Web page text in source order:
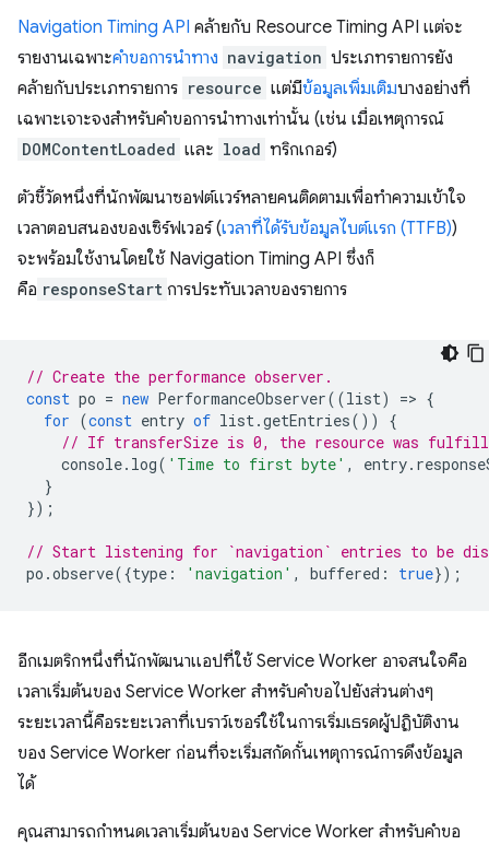
Navigation Timing API คล้ายกับ Resource Timing API แต่จะ
รายงานเฉพาะคำขอการนำทาง navigation ประเภทรายการยัง
คล้ายกับประเภทรายการ resource แต่มีข้อมูลเพิ่มเติมบางอย่างที่
เฉพาะเจาะจงสำหรับคำขอการนำทางเท่านั้น (เช่น เมื่อเหตุการณ์
DOMContentLoaded และ load ทริกเกอร์)
ตัวชี้วัดหนึ่งที่นักพัฒนาซอฟต์แวร์หลายคนติดตามเพื่อทำความเข้าใจ
เวลาตอบสนองของเซิร์ฟเวอร์ (เวลาที่ได้รับข้อมูลไบต์แรก (TTFB))
จะพร้อมใช้งานโดยใช้ Navigation Timing API ซึ่งก็
คือ responseStart การประทับเวลาของรายการ
// Create the performance observer.
const po = new PerformanceObserver((list) => {
for (const entry of list.getEntries())
{
// If transferSize is 0, the resource was
console. log( 'Time to first byte' , entry.
}
});
// Start listening for `navigation` entries to be
po .observe({type : 'navigation' , buffered : true});
อีกเมตริกหนึ่งที่นักพัฒนาแอปที่ใช้ Service Worker อาจสนใจคือ
เวลาเริ่มต้นของ Service Worker สำหรับคำขอไปยังส่วนต่างๆ
ระยะเวลานี้คือระยะเวลาที่เบราว์เซอร์ใช้ในการเริ่มเธรดผู้ปฏิบัติงาน
ของ Service Worker ก่อนที่จะเริ่มสกัดกั้นเหตุการณ์การดึงข้อมูล
ได้
คุณสามารถกำหนดเวลาเริ่มต้นของ Service Worker สำหรับคำขอ